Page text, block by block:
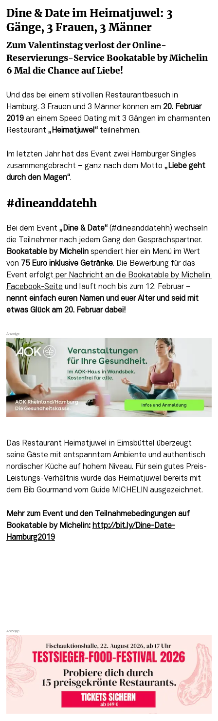
Dine & Date im Heimatjuwel: 3
Gänge, 3 Frauen, 3 Männer
Zum Valentinstag verlost der Online-
Reservierungs-Service Bookatable by Michelin
6 Mal die Chance auf Liebe!
Und das bei einem stilvollen Restaurantbesuch in
Hamburg. 3 Frauen und 3 Männer können am 20. Februar
2019 an einem Speed Dating mit 3 Gängen im charmanten
Restaurant „Heimatjuwel“ teilnehmen.
Im letzten Jahr hat das Event zwei Hamburger Singles
zusammengebracht – ganz nach dem Motto „Liebe geht
durch den Magen“.
#dineanddatehh
Bei dem Event „Dine & Date“ (#dineanddatehh) wechseln
Bookatable by Michelin spendiert hier ein Menü im Wert
von 75 Euro inklusive Getränke. Die Bewerbung für das
Event erfolgt per Nachricht an die Bookatable by Michelin
Facebook-Seite
nennt einfach euren Namen und euer Alter und seid mit
etwas Glück am 20. Februar dabei!
Das Restaurant Heimatjuwel in Eimsbüttel überzeugt
seine Gäste mit entspanntem Ambiente und authentisch
nordischer Küche auf hohem Niveau. Für sein gutes Preis-
Leistungs-Verhältnis wurde das Heimatjuwel bereits mit
dem Bib Gourmand vom Guide MICHELIN ausgezeichnet.
Mehr zum Event und den Teilnahmebedingungen auf
Bookatable by Michelin: http://bit.ly/Dine-Date-
Hamburg2019